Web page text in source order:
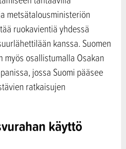
metsätalousministeriön
ruokavientiä yhdessä
kanssa. Suomen
myös osallistumalla Osakan
jossa Suomi pääsee
ratkaisujen
käyttö